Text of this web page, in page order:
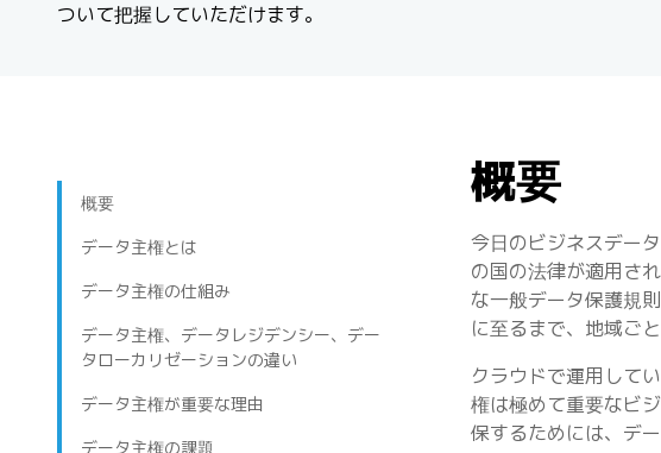
ついて把握していただけます。
概要
データ主権とは
データ主権の仕組み
データ主権、データレジデンシー、デー
タローカリゼーションの違い
データ主権が重要な理由
データ主権の課題
概要
今日のビジネスデー
の国の法律が適用さ
な一般データ保護規
に至るまで、地域ご
クラウドで運用して
権は極めて重要なビ
保するためには、デ